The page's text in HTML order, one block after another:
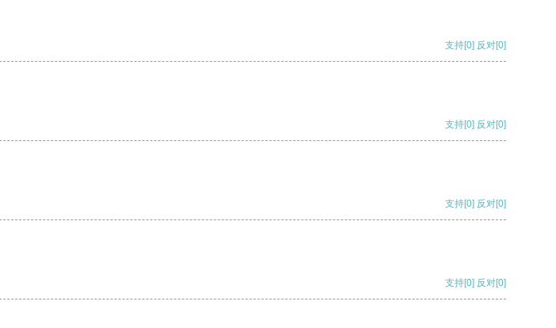
支持[0] 反对[0]
支持[0] 反对[0]
支持[0] 反对[0]
支持[0] 反对[0]